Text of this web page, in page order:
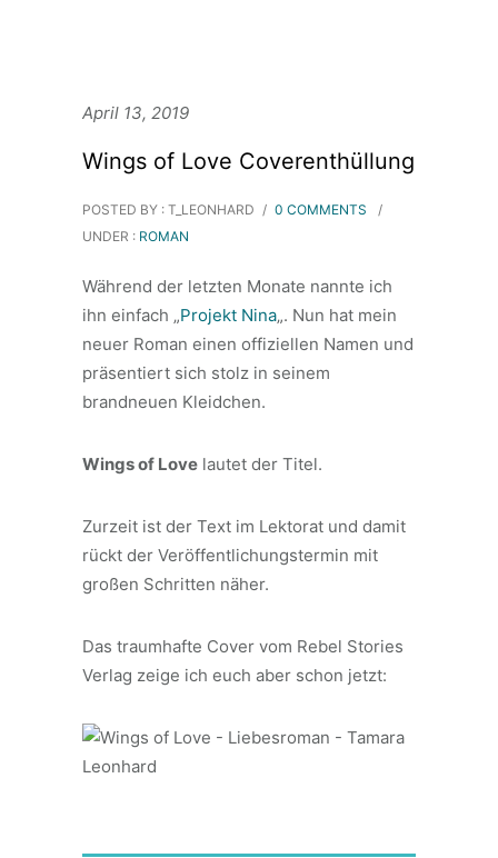
April 13, 2019
Wings of Love Coverenthüllung
POSTED BY : T_LEONHARD / 0 COMMENTS
/
UNDER : ROMAN
Während der letzten Monate nannte ich
ihn einfach „Projekt Nina„. Nun hat mein
neuer Roman einen offiziellen Namen und
präsentiert sich stolz in seinem
brandneuen Kleidchen.
Wings of Love lautet der Titel.
Zurzeit ist der Text im Lektorat und damit
rückt der Veröffentlichungstermin mit
großen Schritten näher.
Das traumhafte Cover vom Rebel Stories
Verlag zeige ich euch aber schon jetzt: